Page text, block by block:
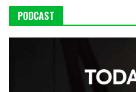
PODCAST